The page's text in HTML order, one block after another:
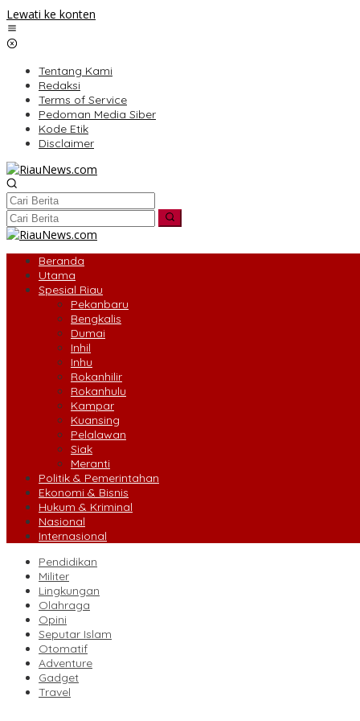
Lewati ke konten
Tentang Kami
Redaksi
Terms of Service
Pedoman Media Siber
Kode Etik
Disclaimer
Beranda
Utama
Spesial Riau
Pekanbaru
Bengkalis
Dumai
Inhil
Inhu
Rokanhilir
Rokanhulu
Kampar
Kuansing
Pelalawan
Siak
Meranti
Politik & Pemerintahan
Ekonomi & Bisnis
Hukum & Kriminal
Nasional
Internasional
Pendidikan
Militer
Lingkungan
Olahraga
Opini
Seputar Islam
Otomatif
Adventure
Gadget
Travel